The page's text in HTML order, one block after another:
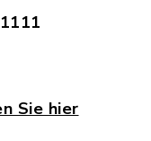
Sie hier